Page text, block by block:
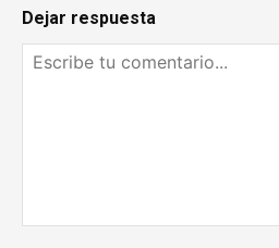
Dejar respuesta